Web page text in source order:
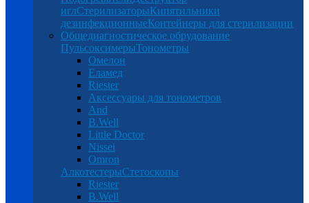
иглСтерилизаторыКипятильники
дезинфекционныеКонтейнеры для стерилизации
Общедиагностическое обрудование
ПульсоксимерыТонометры
Омелон
Еламед
Riester
Аксессуары для тонометров
And
B.Well
Little Doctor
Nissei
Omron
АлкотестерыСтетоскопы
Riester
B.Well